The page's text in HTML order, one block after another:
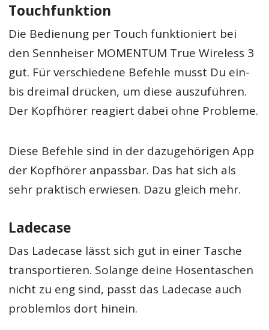
Touchfunktion
Die Bedienung per Touch funktioniert bei
den Sennheiser MOMENTUM True Wireless 3
gut. Für verschiedene Befehle musst Du ein-
bis dreimal drücken, um diese auszuführen.
Der Kopfhörer reagiert dabei ohne Probleme.
Diese Befehle sind in der dazugehörigen App
der Kopfhörer anpassbar. Das hat sich als
sehr praktisch erwiesen. Dazu gleich mehr.
Ladecase
Das Ladecase lässt sich gut in einer Tasche
transportieren. Solange deine Hosentaschen
nicht zu eng sind, passt das Ladecase auch
problemlos dort hinein.